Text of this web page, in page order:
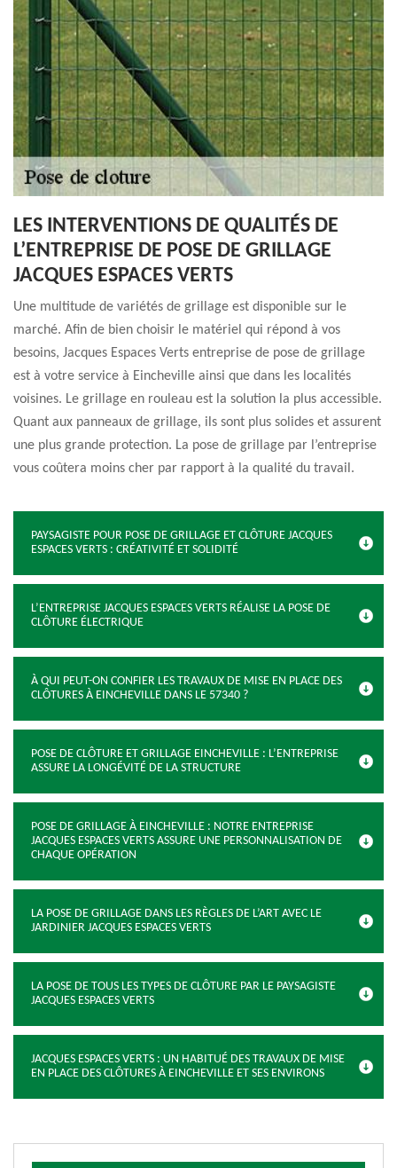
LES INTERVENTIONS DE QUALITÉS DE
L’ENTREPRISE DE POSE DE GRILLAGE
JACQUES ESPACES VERTS
Une multitude de variétés de grillage est disponible sur le
marché. Afin de bien choisir le matériel qui répond à vos
besoins, Jacques Espaces Verts entreprise de pose de grillage
est à votre service à Eincheville ainsi que dans les localités
voisines. Le grillage en rouleau est la solution la plus accessible.
Quant aux panneaux de grillage, ils sont plus solides et assurent
une plus grande protection. La pose de grillage par l’entreprise
vous coûtera moins cher par rapport à la qualité du travail.
PAYSAGISTE POUR POSE DE GRILLAGE ET CLÔTURE JACQUES
ESPACES VERTS : CRÉATIVITÉ ET SOLIDITÉ
L’ENTREPRISE JACQUES ESPACES VERTS RÉALISE LA POSE DE
CLÔTURE ÉLECTRIQUE
À QUI PEUT-ON CONFIER LES TRAVAUX DE MISE EN PLACE DES
CLÔTURES À EINCHEVILLE DANS LE 57340 ?
POSE DE CLÔTURE ET GRILLAGE EINCHEVILLE : L’ENTREPRISE
ASSURE LA LONGÉVITÉ DE LA STRUCTURE
POSE DE GRILLAGE À EINCHEVILLE : NOTRE ENTREPRISE
JACQUES ESPACES VERTS ASSURE UNE PERSONNALISATION DE
CHAQUE OPÉRATION
LA POSE DE GRILLAGE DANS LES RÈGLES DE L’ART AVEC LE
JARDINIER JACQUES ESPACES VERTS
LA POSE DE TOUS LES TYPES DE CLÔTURE PAR LE PAYSAGISTE
JACQUES ESPACES VERTS
JACQUES ESPACES VERTS : UN HABITUÉ DES TRAVAUX DE MISE
EN PLACE DES CLÔTURES À EINCHEVILLE ET SES ENVIRONS